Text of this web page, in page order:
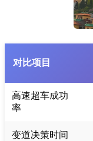
对比项目
高速超车成功
率
变道决策时间